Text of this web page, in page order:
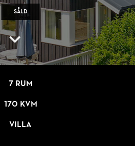
Såld
7 rum
170 kvm
Villa